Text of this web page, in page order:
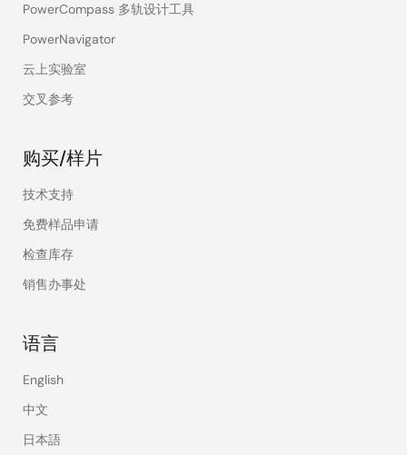
PowerCompass 多轨设计工具
PowerNavigator
云上实验室
交叉参考
购买/样片
技术支持
免费样品申请
检查库存
销售办事处
语言
English
中文
日本語